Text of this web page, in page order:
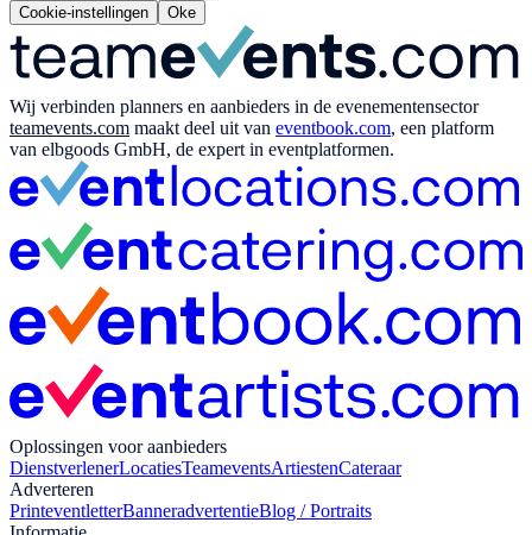
Cookie-instellingen
Oke
Wij verbinden planners en aanbieders in de evenementensector
teamevents.com maakt deel uit van eventbook.com, een platform
van elbgoods GmbH, de expert in eventplatformen.
Oplossingen voor aanbieders
DienstverlenerLocatiesTeameventsArtiestenCateraar
Adverteren
PrinteventletterBanneradvertentieBlog / Portraits